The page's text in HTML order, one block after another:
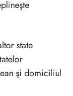
state
şi domiciliul